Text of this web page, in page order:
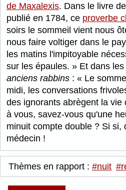
de Maxalexis. Dans le livre de
publié en 1784, ce proverbe
soirs le sommeil vient nous
nous faire voltiger dans le
les matins l'impitoyable
sur les épaules.
Et dans les
anciens rabbins :
Le
midi, les conversations
des ignorants abrègent la vie
à vous, savez-vous qu'une
minuit compte double ? Si si,
médecin !
Thèmes en rapport : #nuit